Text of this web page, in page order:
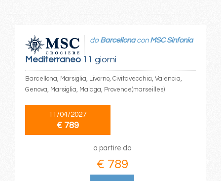
Mediterraneo11 giorni
da Barcellonacon MSC Sinfonia
Barcellona, Marsiglia, Livorno, Civitavecchia, Valencia,
Genova, Marsiglia, Malaga, Provence(marseilles)
11/04/2027
€ 789
a partire da
€ 789